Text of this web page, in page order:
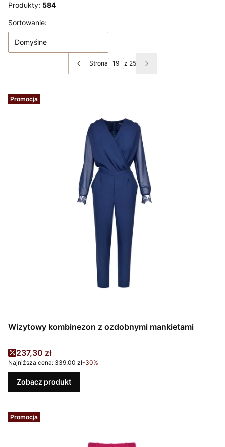
Produkty: 584
Lista produktów
Sortowanie:
Domyślne
Poprzednie produkty
Strona z 25 Następne produkty
Promocja
Wizytowy kombinezon z ozdobnymi mankietami
Cena promocyjna
237,30 zł
Najniższa cena: 339,00 zł-30%
Zobacz produkt
Promocja